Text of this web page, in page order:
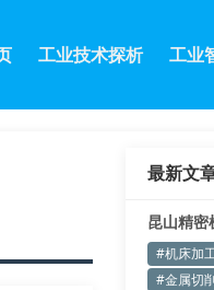
工业技术探析 工业
最新文
昆山精密
#机床加
#金属切